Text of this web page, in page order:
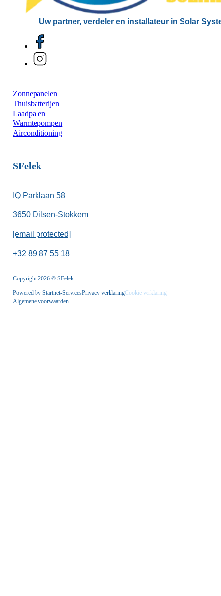
Uw partner, verdeler en installateur in Solar
Zonnepanelen
Thuisbatterijen
Laadpalen
Warmtepompen
Airconditioning
SFelek
IQ Parklaan 58
3650 Dilsen-Stokkem
[email protected]
+32 89 87 55 18
Copyright 2026 © SFelek
Powered by Startnet-ServicesPrivacy verklaringCookie verklaring
Algemene voorwaarden